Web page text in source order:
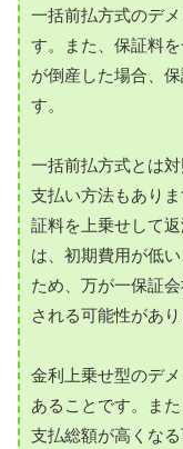
一括前払方式のデ
す。また、保証料
が倒産した場合、
す。
一括前払方式とは
支払い方法もあり
証料を上乗せして
は、初期費用が低
ため、万が一保証
される可能性があり
金利上乗せ型のデ
あることです。ま
支払総額が高くなる